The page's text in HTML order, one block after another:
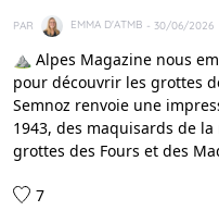
PAR EMMA D'ATMB - 30/06/2026
⛰️ Alpes Magazine nous
pour découvrir les grottes
Semnoz renvoie une
1943, des maquisards de
grottes des Fours et des
7